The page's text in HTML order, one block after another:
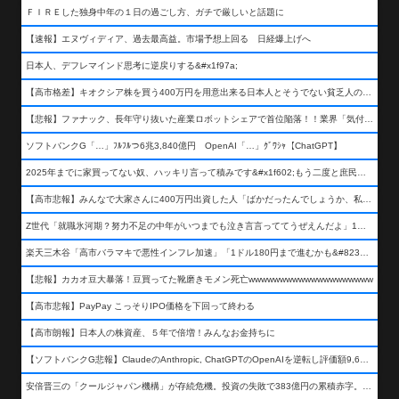
ＦＩＲＥした独身中年の１日の過ごし方、ガチで厳しいと話題に
【速報】エヌヴィディア、過去最高益。市場予想上回る 日経爆上げへ
日本人、デフレマインド思考に逆戻りする&#x1f97a;
【高市格差】キオクシア株を買う400万円を用意出来る日本人とそうでない貧乏人の差が超広まるって事よ
【悲報】ファナック、長年守り抜いた産業ロボットシェアで首位陥落！！業界「気付いたら一気に抜かれていた…」
ソフトバンクG「…」ﾌﾙﾌﾙつ6兆3,840億円 OpenAI「…」ｸﾞﾜｼｬ【ChatGPT】
2025年までに家買ってない奴、ハッキリ言って積みです&#x1f602;もう二度と庶民が買える値段になりません&#x1f602;&#x1f602;&#x1f602;
【高市悲報】みんなで大家さんに400万円出資した人「ばかだったんでしょうか、私は&#x1f622;」
Z世代「就職氷河期？努力不足の中年がいつまでも泣き言言っててうぜえんだよ」1万いいね
楽天三木谷「高市バラマキで悪性インフレ加速」「1ドル180円まで進むかも&#8230;もう看過できない」
【悲報】カカオ豆大暴落！豆買ってた靴磨きモメン死亡wwwwwwwwwwwwwwwwwwww
【高市悲報】PayPay こっそりIPO価格を下回って終わる
【高市朗報】日本人の株資産、５年で倍増！みんなお金持ちに
【ソフトバンクG悲報】ClaudeのAnthropic, ChatGPTのOpenAIを逆転し評価額9,650億ドル (約154兆円) の世界一価値あるAI企業に……
安倍晋三の「クールジャパン機構」が存続危機。投資の失敗で383億円の累積赤字。2025年度決算も大赤字の可能性。責任の所在はウヤムヤ